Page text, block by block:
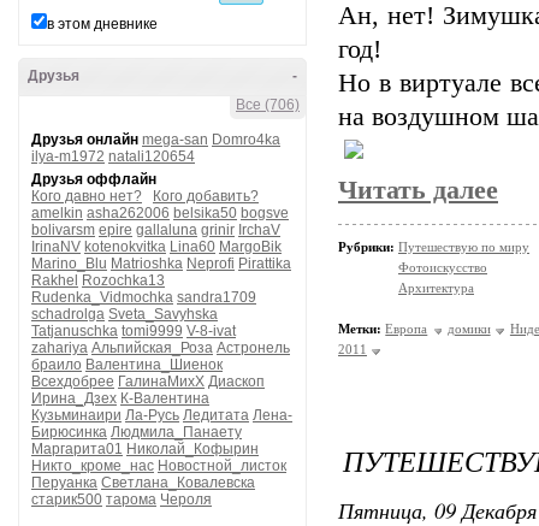
в этом дневнике
-
Друзья
Все (706)
Друзья онлайн mega-san Domro4ka
ilya-m1972 natali120654
Друзья оффлайн
Кого давно нет?
Кого добавить?
amelkin asha262006 belsika50 bogsve
bolivarsm epire gallaluna grinir IrchaV
IrinaNV kotenokvitka Lina60 MargoBik
Marino_Blu Matrioshka Neprofi Pirattika
Rakhel
Rozochka13
Rudenka_Vidmochka sandra1709
schadrolga Sveta_Savyhska
Tatjanuschka tomi9999 V-8-ivat
zahariya Альпийская_Роза Астронель
браило Валентина_Шиенок
Всехдобрее ГалинаМихХ Диаскоп
Ирина_Дзех К-Валентина
Кузьминаири Ла-Русь Ледитата Лена-
Бирюсинка Людмила_Панаету
Маргарита01 Николай_Кофырин
Никто_кроме_нас Новостной_листок
Перуанка Светлана_Ковалевска
старик500 тарома Чероля
Ан, нет!
год!
Но в виртуале
на воздушном
Читать далее
Рубрики: Путешествую по миру
Фотоискусство
Архитектура
Метки: Европа домики
2011
Пятница, 09